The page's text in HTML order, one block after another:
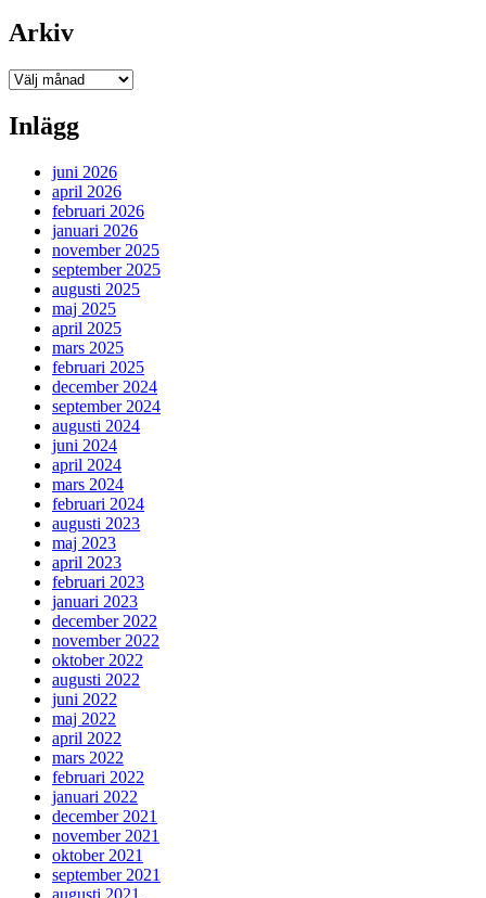
Arkiv
Arkiv
Inlägg
juni 2026
april 2026
februari 2026
januari 2026
november 2025
september 2025
augusti 2025
maj 2025
april 2025
mars 2025
februari 2025
december 2024
september 2024
augusti 2024
juni 2024
april 2024
mars 2024
februari 2024
augusti 2023
maj 2023
april 2023
februari 2023
januari 2023
december 2022
november 2022
oktober 2022
augusti 2022
juni 2022
maj 2022
april 2022
mars 2022
februari 2022
januari 2022
december 2021
november 2021
oktober 2021
september 2021
augusti 2021